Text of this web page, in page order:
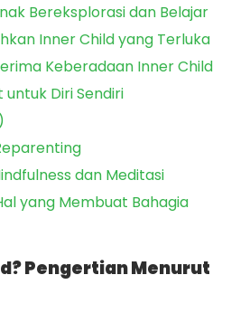
Bereksplorasi dan Belajar
Inner Child yang Terluka
Keberadaan Inner Child
untuk Diri Sendiri
dan Meditasi
yang Membuat Bahagia
Pengertian Menurut